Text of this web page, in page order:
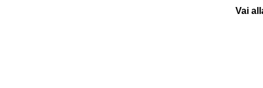
Vai